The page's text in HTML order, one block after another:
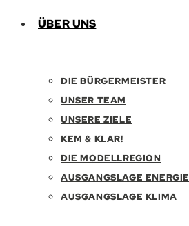
ÜBER UNS
DIE BÜRGERMEISTER
UNSER TEAM
UNSERE ZIELE
KEM & KLAR!
DIE MODELLREGION
AUSGANGSLAGE ENERGIE
AUSGANGSLAGE KLIMA